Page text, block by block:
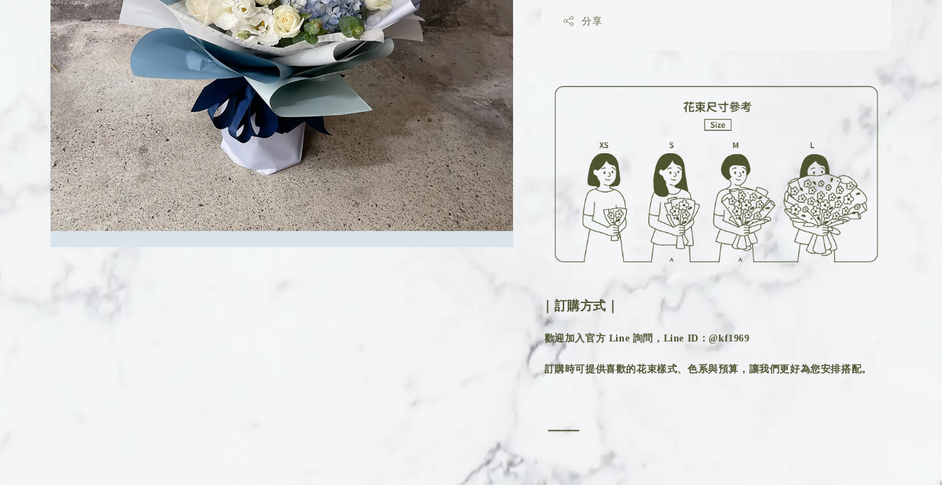
分享
｜訂購方式｜
歡迎加入官方 Line 詢問，Line ID：@kf1969
訂購時可提供喜歡的花束樣式、色系與預算，讓我們更好為您安排搭配。
⸻